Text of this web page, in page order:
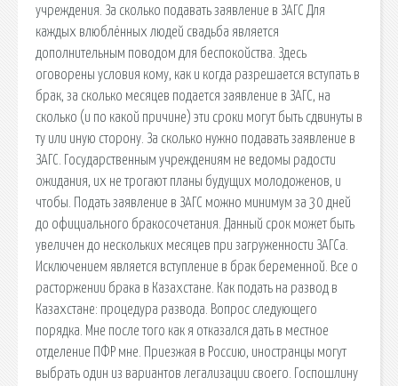
учреждения. За сколько подавать заявление в ЗАГС Для
каждых влюблённых людей свадьба является
дополнительным поводом для беспокойства. Здесь
оговорены условия кому, как и когда разрешается вступать в
брак, за сколько месяцев подается заявление в ЗАГС, на
сколько (и по какой причине) эти сроки могут быть сдвинуты в
ту или иную сторону. За сколько нужно подавать заявление в
ЗАГС. Государственным учреждениям не ведомы радости
ожидания, их не трогают планы будущих молодоженов, и
чтобы. Подать заявление в ЗАГС можно минимум за 30 дней
до официального бракосочетания. Данный срок может быть
увеличен до нескольких месяцев при загруженности ЗАГСа.
Исключением является вступление в брак беременной. Все о
расторжении брака в Казахстане. Как подать на развод в
Казахстане: процедура развода. Вопрос следующего
порядка. Мне после того как я отказался дать в местное
отделение ПФР мне. Приезжая в Россию, иностранцы могут
выбрать один из вариантов легализации своего. Госпошлину